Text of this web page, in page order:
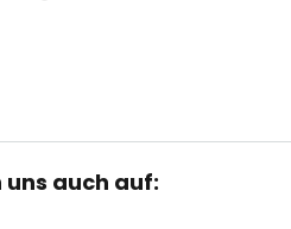
uns auch auf: